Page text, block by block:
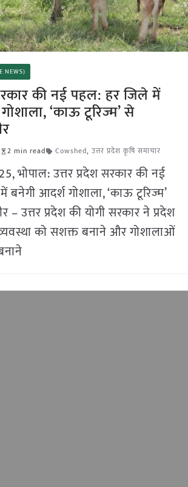
NEWS)
की नई पहल: हर जिले में
‘काऊ टूरिज्म’ से
2 min read Cowshed, उत्तर प्रदेश कृषि समाचार
भोपाल: उत्तर प्रदेश सरकार की नई
आदर्श गोशाला, ‘काऊ टूरिज्म’
– उत्तर प्रदेश की योगी सरकार ने प्रदेश
को सशक्त बनाने और गोशालाओं